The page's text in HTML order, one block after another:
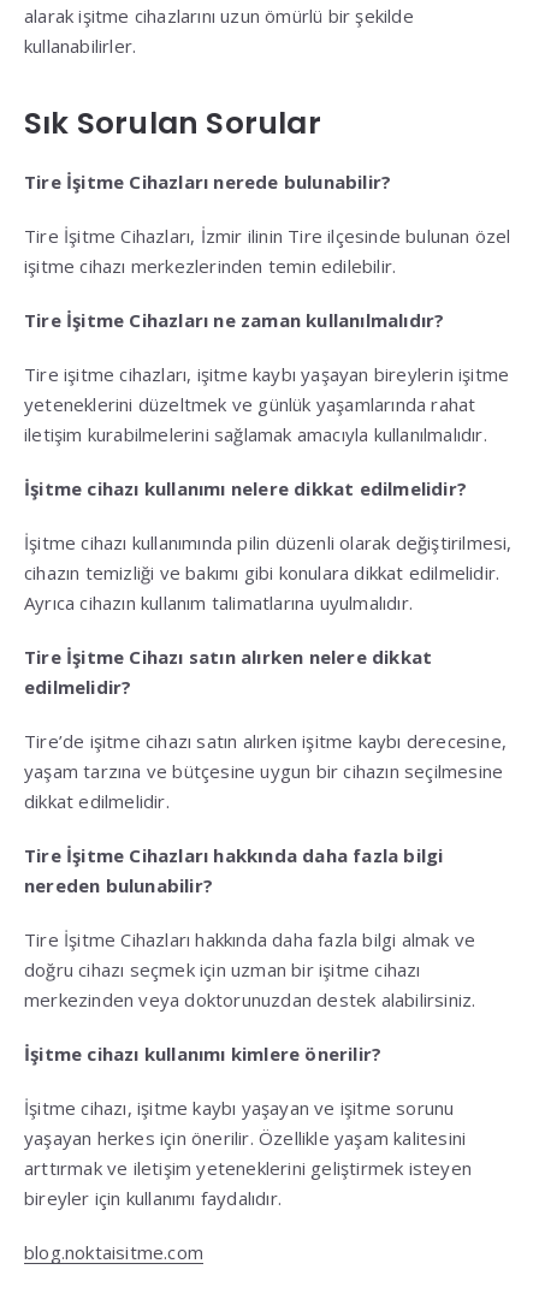
alarak işitme cihazlarını uzun ömürlü bir şekilde
kullanabilirler.
Sık Sorulan Sorular
Tire İşitme Cihazları nerede bulunabilir?
Tire İşitme Cihazları, İzmir ilinin Tire ilçesinde bulunan özel
işitme cihazı merkezlerinden temin edilebilir.
Tire İşitme Cihazları ne zaman kullanılmalıdır?
Tire işitme cihazları, işitme kaybı yaşayan bireylerin işitme
yeteneklerini düzeltmek ve günlük yaşamlarında rahat
iletişim kurabilmelerini sağlamak amacıyla kullanılmalıdır.
İşitme cihazı kullanımı nelere dikkat edilmelidir?
İşitme cihazı kullanımında pilin düzenli olarak değiştirilmesi,
cihazın temizliği ve bakımı gibi konulara dikkat edilmelidir.
Ayrıca cihazın kullanım talimatlarına uyulmalıdır.
Tire İşitme Cihazı satın alırken nelere dikkat
edilmelidir?
Tire’de işitme cihazı satın alırken işitme kaybı derecesine,
yaşam tarzına ve bütçesine uygun bir cihazın seçilmesine
dikkat edilmelidir.
Tire İşitme Cihazları hakkında daha fazla bilgi
nereden bulunabilir?
Tire İşitme Cihazları hakkında daha fazla bilgi almak ve
doğru cihazı seçmek için uzman bir işitme cihazı
merkezinden veya doktorunuzdan destek alabilirsiniz.
İşitme cihazı kullanımı kimlere önerilir?
İşitme cihazı, işitme kaybı yaşayan ve işitme sorunu
yaşayan herkes için önerilir. Özellikle yaşam kalitesini
arttırmak ve iletişim yeteneklerini geliştirmek isteyen
bireyler için kullanımı faydalıdır.
blog.noktaisitme.com